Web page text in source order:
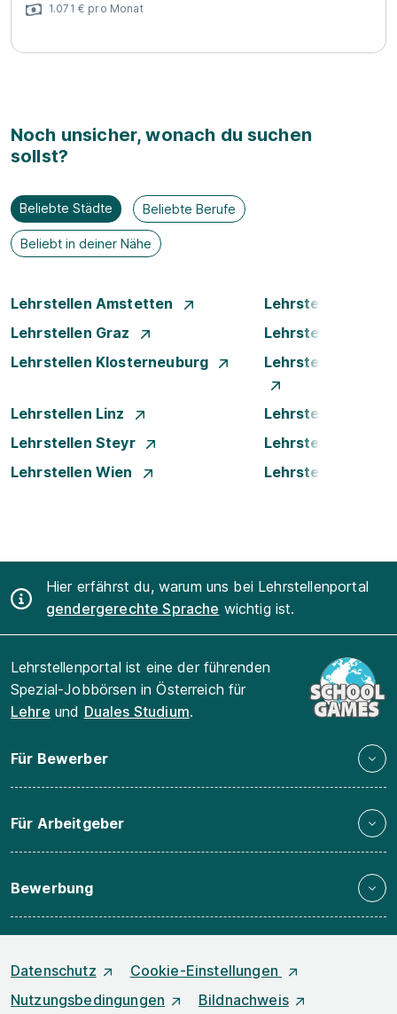
1.071 € pro Monat
Noch unsicher, wonach du suchen
sollst?
Beliebte Städte Beliebte Berufe
Beliebt in deiner Nähe
Lehrstellen Amstetten
Lehrstellen
Lehrstellen Graz
Lehrstellen
Lehrstellen Klosterneuburg
Lehrstellen
Lehrstellen Linz
Lehrstellen
Lehrstellen Steyr
Lehrstellen Traun
Lehrstellen Wien
Lehrstellen
Hier erfährst du, warum uns bei Lehrstellenportal
gendergerechte Sprache wichtig ist.
Lehrstellenportal ist eine der führenden
Spezial-Jobbörsen in Österreich für
Lehre und Duales Studium.
Für Bewerber
Für Arbeitgeber
Bewerbung
Datenschutz
Cookie-Einstellungen
Nutzungsbedingungen
Bildnachweis